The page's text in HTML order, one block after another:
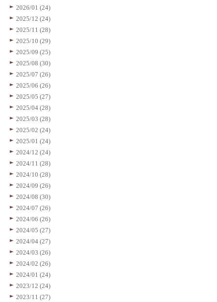
2026/01 (24)
2025/12 (24)
2025/11 (28)
2025/10 (29)
2025/09 (25)
2025/08 (30)
2025/07 (26)
2025/06 (26)
2025/05 (27)
2025/04 (28)
2025/03 (28)
2025/02 (24)
2025/01 (24)
2024/12 (24)
2024/11 (28)
2024/10 (28)
2024/09 (26)
2024/08 (30)
2024/07 (26)
2024/06 (26)
2024/05 (27)
2024/04 (27)
2024/03 (26)
2024/02 (26)
2024/01 (24)
2023/12 (24)
2023/11 (27)